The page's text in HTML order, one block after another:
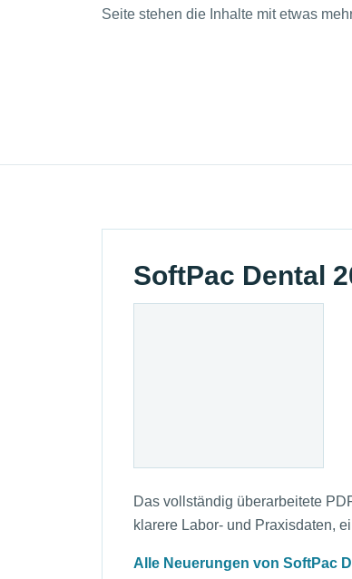
Seite stehen die Inhalte mit etwas
SoftPac Dental
Das vollständig überarbeitete
klarere Labor- und Praxisdaten,
Alle Neuerungen von SoftPac